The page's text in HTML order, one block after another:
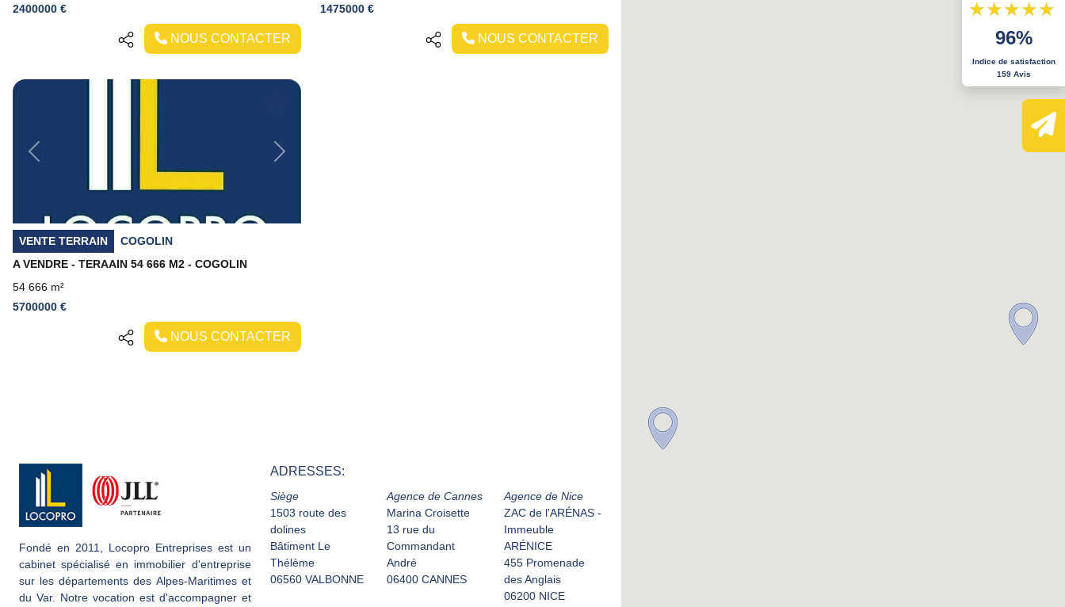
2400000 €
NOUS CONTACTER
1475000 €
NOUS CONTACTER
Previous Next
VENTE TERRAIN
COGOLIN
A VENDRE - TERAAIN 54 666 M2 - COGOLIN
54 666 m²
5700000 €
NOUS CONTACTER
Fondé en 2011, Locopro Entreprises est un
cabinet spécialisé en immobilier d'entreprise
sur les départements des Alpes-Maritimes et
du Var. Notre vocation est d'accompagner et
ADRESSES:
Siège
1503 route des
dolines
Bâtiment Le
Thélème
06560 VALBONNE
Agence de Cannes
Marina Croisette
13 rue du
Commandant
André
06400 CANNES
Agence de Nice
ZAC de l'ARÉNAS -
Immeuble
ARÉNICE
455 Promenade
des Anglais
06200 NICE
96%
Indice de satisfaction
159 Avis